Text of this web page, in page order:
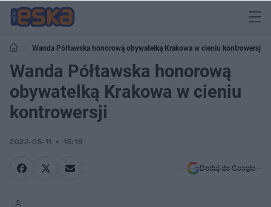
Wanda Półtawska honorową obywatelką Krakowa w cieniu kontrowersji
Wanda Półtawska honorową
obywatelką Krakowa w cieniu
kontrowersji
2022-05-11 15:18
Dodaj do Google